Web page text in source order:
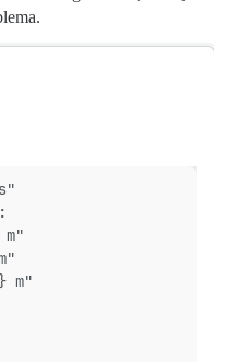
m"
m"